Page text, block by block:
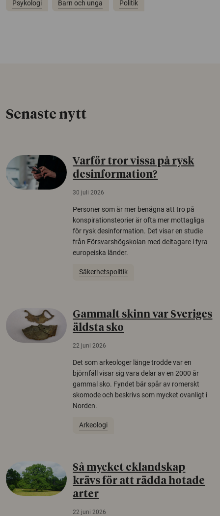
Psykologi Barn och unga Politik
Senaste nytt
Varför tror vissa på rysk
desinformation?
30 juli 2026
Personer som är mer benägna att tro på
konspirationsteorier är ofta mer mottagliga
för rysk desinformation. Det visar en studie
från Försvarshögskolan med deltagare i fyra
europeiska länder.
Säkerhetspolitik
Gammalt skinn var Sveriges
äldsta sko
22 juni 2026
Det som arkeologer länge trodde var en
björnfäll visar sig vara delar av en 2000 år
gammal sko. Fyndet bär spår av romerskt
skomode och beskrivs som mycket ovanligt i
Norden.
Arkeologi
Så mycket eklandskap
krävs för att rädda hotade
arter
22 juni 2026